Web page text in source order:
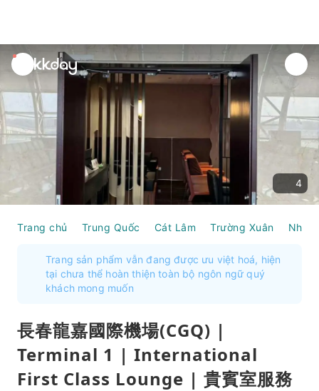
unread
notifications
4
Trang chủ Trung Quốc Cát Lâm Trường Xuân Nhị
Trang sản phẩm vẫn đang được ưu việt hoá, hiện
tại chưa thể hoàn thiện toàn bộ ngôn ngữ quý
khách mong muốn
長春龍嘉國際機場(CGQ) |
Terminal 1 | International
First Class Lounge | 貴賓室服務